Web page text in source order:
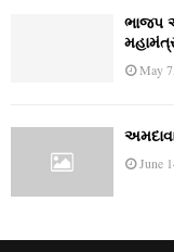
ભાજપ
May
June